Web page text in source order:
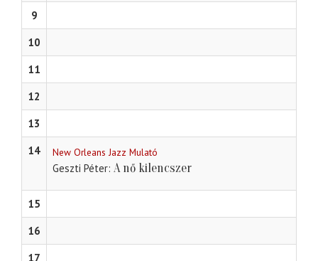
9
10
11
12
13
14
New Orleans Jazz Mulató
Geszti Péter A nő kilencszer
15
16
17